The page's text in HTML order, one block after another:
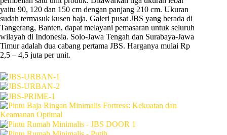
yaitu 90, 120 dan 150 cm dengan panjang 210 cm. Ukuran
sudah termasuk kusen baja. Galeri pusat JBS yang berada di
Tangerang, Banten, dapat melayani pemasaran untuk seluruh
wilayah di Indonesia. Solo-Jawa Tengah dan Surabaya-Jawa
Timur adalah dua cabang pertama JBS. Harganya mulai Rp
2,5 – 4,5 juta per unit.